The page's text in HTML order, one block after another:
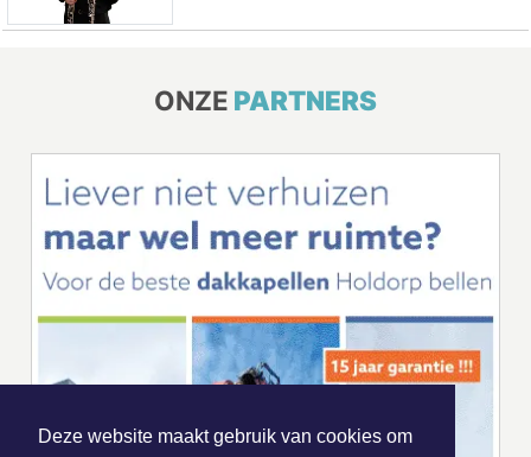
Deze website maakt gebruik van cookies om
ONZE PARTNERS